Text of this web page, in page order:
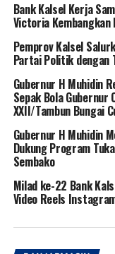
Bank Kalsel Kerja
Victoria Kembangkan
Pemprov Kalsel
Partai Politik dengan
Gubernur H Muhidin
Sepak Bola Gubernur
XXII/Tambun Bungai
Gubernur H Muhidin
Dukung Program
Sembako
Milad ke-22 Bank
Video Reels